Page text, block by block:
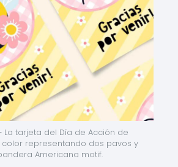
– La tarjeta del Día de Acción de
representando dos pavos y
Americana motif.